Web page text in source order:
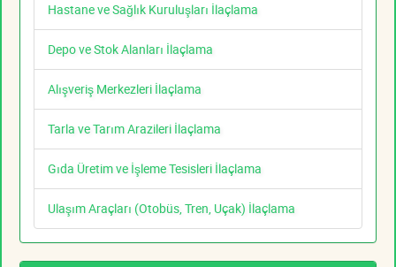
Hastane ve Sağlık Kuruluşları İlaçlama
Depo ve Stok Alanları İlaçlama
Alışveriş Merkezleri İlaçlama
Tarla ve Tarım Arazileri İlaçlama
Gıda Üretim ve İşleme Tesisleri İlaçlama
Ulaşım Araçları (Otobüs, Tren, Uçak) İlaçlama